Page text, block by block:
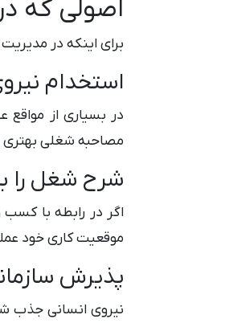
اصولی که
برای اینکه در
استخدام
در بسیاری از مواقع
مصاحبه شغلی بهتری
شرح شغل را
اگر در رابطه با
موقعیت کاری خود
پذیرش
نیروی انسانی جذب